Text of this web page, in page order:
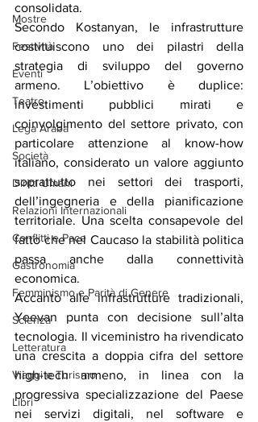
Mostre
Festività
Eventi
Teatro
Lega Araba
Società
Diritti Umani
Relazioni Internazionali
Conflitti e Pace
Gastronomia
Femminismo e Parità di Genere
Scienza
Letteratura
Viaggi e Turismo
Libri
consolidata.
Secondo Kostanyan, le infrastrutture
costituiscono uno dei pilastri della
strategia di sviluppo del governo
armeno. L’obiettivo è duplice:
investimenti pubblici mirati e
coinvolgimento del settore privato, con
particolare attenzione al know-how
italiano, considerato un valore aggiunto
soprattutto nei settori dei trasporti,
dell’ingegneria e della pianificazione
territoriale. Una scelta consapevole del
fatto che nel Caucaso la stabilità politica
passa anche dalla connettività
economica.
Accanto alle infrastrutture tradizionali,
Yeevan punta con decisione sull’alta
tecnologia. Il viceministro ha rivendicato
una crescita a doppia cifra del settore
high-tech armeno, in linea con la
progressiva specializzazione del Paese
nei servizi digitali, nel software e